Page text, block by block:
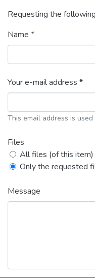
Requesting the
Name *
Your e-mail address *
This email address is
Files
All files (of this item)
Only the requested
Message